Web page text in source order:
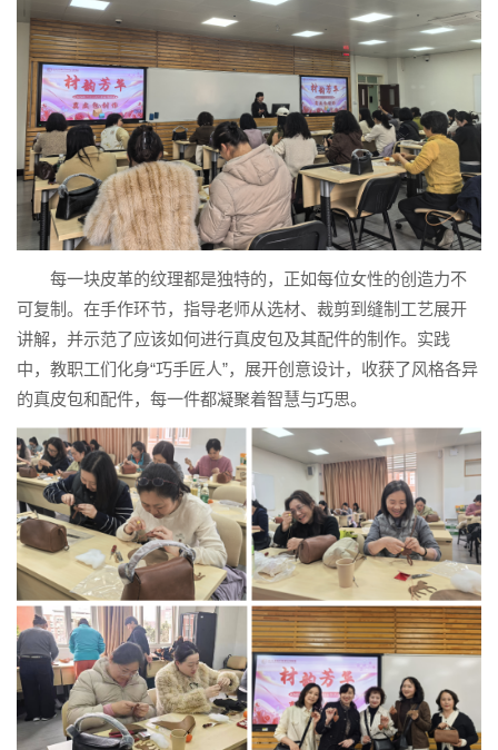
每一块皮革的纹理都是独特的，正如每位女性的创造力不
可复制。在手作环节，指导老师从选材、裁剪到缝制工艺展开
讲解，并示范了应该如何进行真皮包及其配件的制作。实践
中，教职工们化身“巧手匠人”，展开创意设计，收获了风格各异
的真皮包和配件，每一件都凝聚着智慧与巧思。